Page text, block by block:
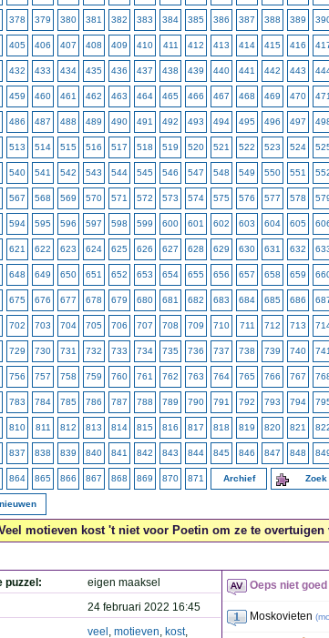
378 379 380 381 382 383 384 385 386 387 388 389
405 406 407 408 409 410 411 412 413 414 415 416
432 433 434 435 436 437 438 439 440 441 442 443
459 460 461 462 463 464 465 466 467 468 469 470 471
486 487 488 489 490 491 492 493 494 495 496 497
513 514 515 516 517 518 519 520 521 522 523 524
540 541 542 543 544 545 546 547 548 549 550 551
567 568 569 570 571 572 573 574 575 576 577 578
594 595 596 597 598 599 600 601 602 603 604 605
621 622 623 624 625 626 627 628 629 630 631 632
648 649 650 651 652 653 654 655 656 657 658 659
675 676 677 678 679 680 681 682 683 684 685 686
702 703 704 705 706 707 708 709 710 711 712 713
729 730 731 732 733 734 735 736 737 738 739 740 741
756 757 758 759 760 761 762 763 764 765 766 767
783 784 785 786 787 788 789 790 791 792 793 794
810 811 812 813 814 815 816 817 818 819 820 821
837 838 839 840 841 842 843 844 845 846 847 848
864 865 866 867 868 869 870 871 Archief
motieven kost 't niet voor Poetin om ze te overtuigen
puzzel:
eigen maaksel
24 februari 2022 16:45
veel , motieven, kost,
Oeps niet
Moskovieten (